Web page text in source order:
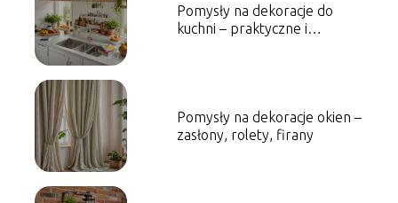
Pomysły na dekoracje do
kuchni – praktyczne i
Pomysły na dekoracje okien –
zasłony, rolety, firany